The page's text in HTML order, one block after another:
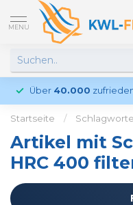
MENU
Über 40.000
Startseite / Schlagworte
Artikel mit
HRC 400